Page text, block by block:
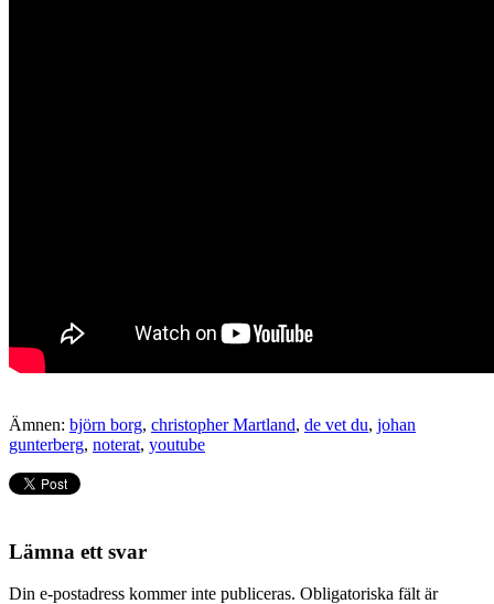
Ämnen: björn borg, christopher Martland, de vet du, johan
gunterberg, noterat, youtube
Lämna ett svar
Din e-postadress kommer inte publiceras. Obligatoriska fält är